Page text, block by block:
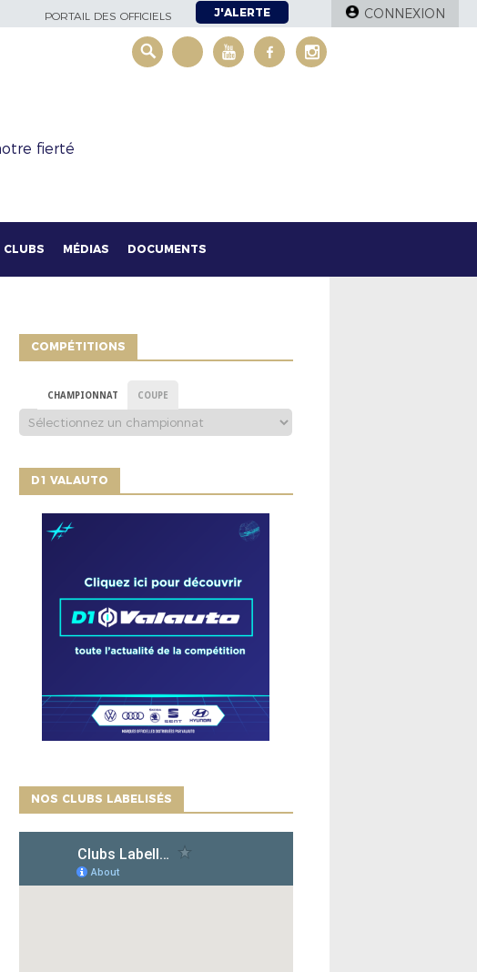
PORTAIL DES OFFICIELS J'ALERTE CONNEXION
fierté
CLUBS MÉDIAS DOCUMENTS
COMPÉTITIONS
CHAMPIONNAT COUPE
D1 VALAUTO
NOS CLUBS LABELISÉS